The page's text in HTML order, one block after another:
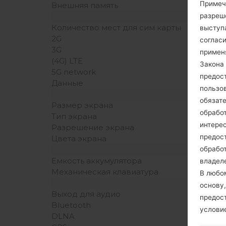
Внешняя память
Количество мест для сим карты
2G
3G
(4G) LTE
5G network
Данные
Размер экрана
Тип экрана
Разрешение экрана
Цвета экрана
Емкость аккумулятора
Механическая клавиатура
Выход для аудио
Bluetooth
DLNA
В